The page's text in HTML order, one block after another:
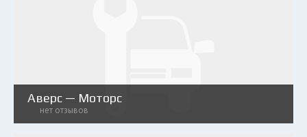
Аверс — Моторс
нет отзывов